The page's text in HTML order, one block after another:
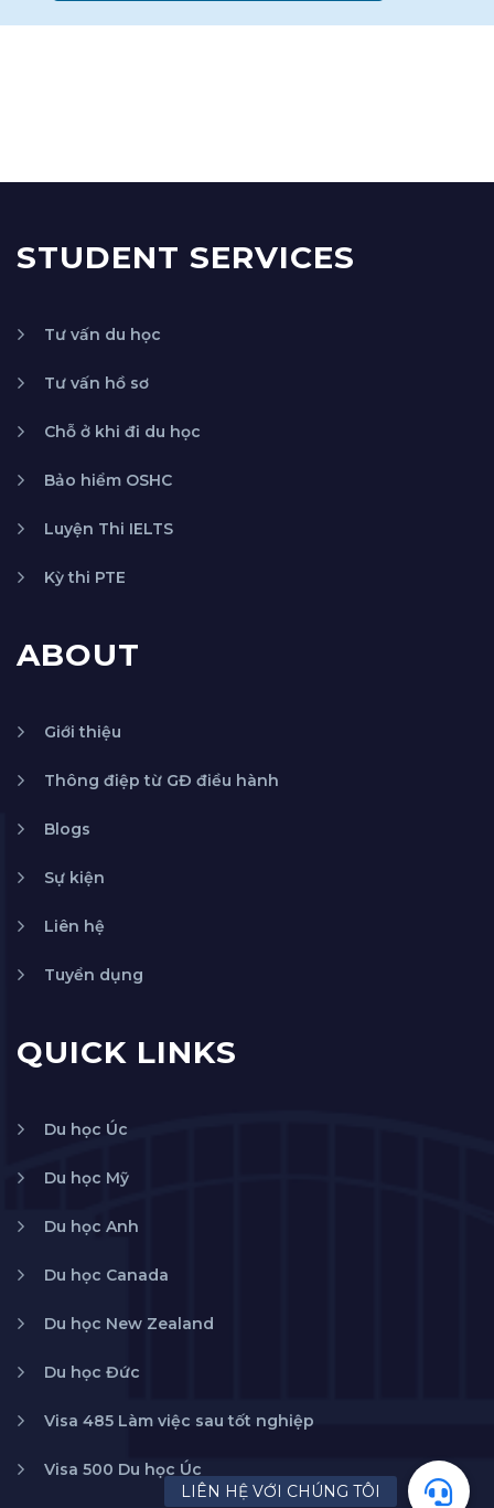
STUDENT SERVICES
Tư vấn du học
Tư vấn hồ sơ
Chỗ ở khi đi du học
Bảo hiểm OSHC
Luyện Thi IELTS
Kỳ thi PTE
ABOUT
Giới thiệu
Thông điệp từ GĐ điều hành
Blogs
Sự kiện
Liên hệ
Tuyển dụng
QUICK LINKS
Du học Úc
Du học Mỹ
Du học Anh
Du học Canada
Du học New Zealand
Du học Đức
Visa 485 Làm việc sau tốt nghiệp
Visa 500 Du học Úc